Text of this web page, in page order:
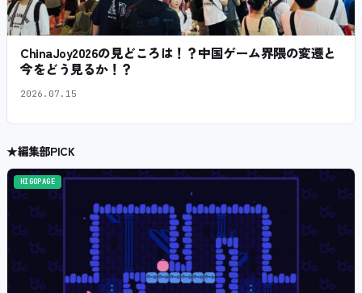
ChinaJoy2026の見どころは！？中国ゲーム界隈の変遷と
今をどう見るか！？
2026.07.15
★編集部PICK
HIGOPAGE